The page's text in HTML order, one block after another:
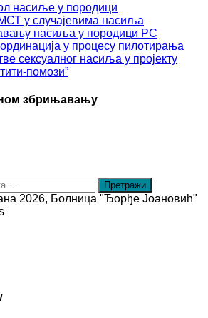
насиље у породици
у случајевима насиља
насиља у породици РС
у процесу пилотирања
сексуалног насиља у пројекту
помози”
збрињавању
2026, Болница "Ђорђе Јоановић"